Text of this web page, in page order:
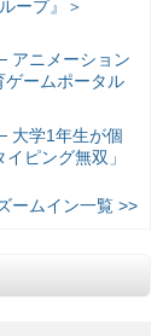
ープ』＞
アニメーション
ゲームポータル
大学1年生が個
ピング無双」
ームイン一覧 >>